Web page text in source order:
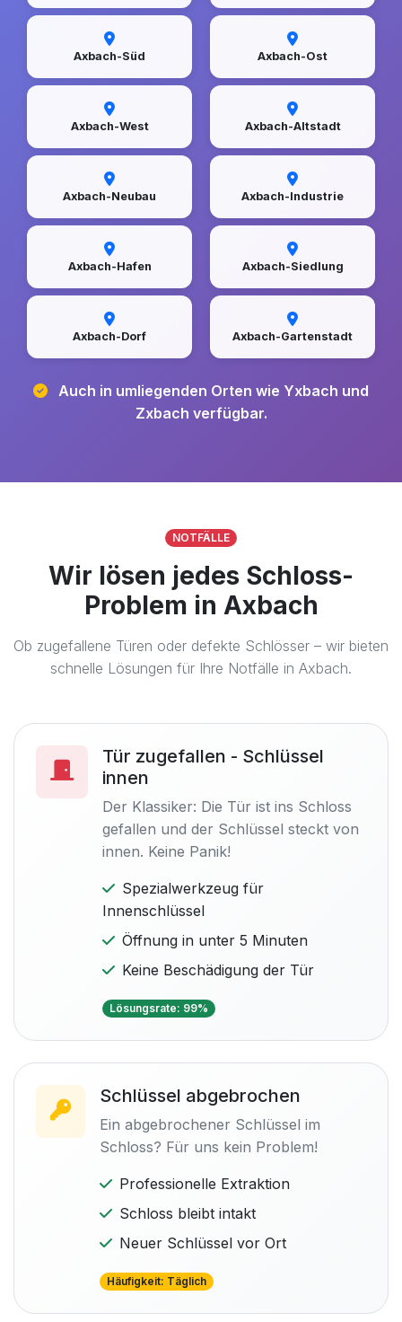
Axbach-Süd Axbach-Ost
Axbach-West Axbach-Altstadt
Axbach-Neubau Axbach-Industrie
Axbach-Hafen Axbach-Siedlung
Axbach-Dorf Axbach-Gartenstadt
Auch in umliegenden Orten wie Yxbach und
Zxbach verfügbar.
NOTFÄLLE
Wir lösen jedes Schloss-
Problem in Axbach
Ob zugefallene Türen oder defekte Schlösser – wir bieten
schnelle Lösungen für Ihre Notfälle in Axbach.
Tür zugefallen - Schlüssel
innen
Der Klassiker: Die Tür ist ins Schloss
gefallen und der Schlüssel steckt von
innen. Keine Panik!
Spezialwerkzeug für
Innenschlüssel
Öffnung in unter 5 Minuten
Keine Beschädigung der Tür
Lösungsrate: 99%
Schlüssel abgebrochen
Ein abgebrochener Schlüssel im
Schloss? Für uns kein Problem!
Professionelle Extraktion
Schloss bleibt intakt
Neuer Schlüssel vor Ort
Häufigkeit: Täglich